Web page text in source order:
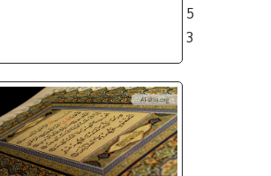
5
3